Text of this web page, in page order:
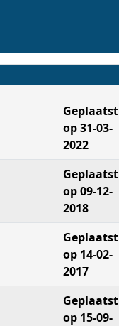
Geplaatst
op 31-03-
2022
Geplaatst
op 09-12-
2018
Geplaatst
op 14-02-
2017
Geplaatst
op 15-09-